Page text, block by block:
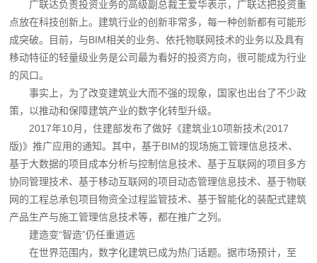
广联达负责投资业务的高级副总裁王爱华表示，广联达把投资重
点放在科技创新上。建筑行业的创新非常多，每一种创新都有可能形
成突破。目前，与BIM相关的业务、依托物联网技术的业务以及具有
移动特征的轻量级业务是公司最为看好的投资方向，很可能成为行业
的风口。
事实上，为了改变建筑业大而不强的现象，国家也出台了不少政
策，以推动和保障建筑产业的数字化转型升级。
2017年10月，住建部发布了做好《建筑业10项新技术(2017
版)》推广应用的通知。其中，基于BIM的现场施工管理信息技术、
基于大数据的项目成本分析与控制信息技术、基于互联网的项目多方
协同管理技术、基于移动互联网的项目动态管理信息技术、基于物联
网的工程总承包项目物资全过程监管技术、基于智能化的装配式建筑
产品生产与施工管理信息技术等，都在推广之列。
建造变“智造”仍任重道远
在世界范围内，数字化建筑已成为热门话题。据市场预计，至